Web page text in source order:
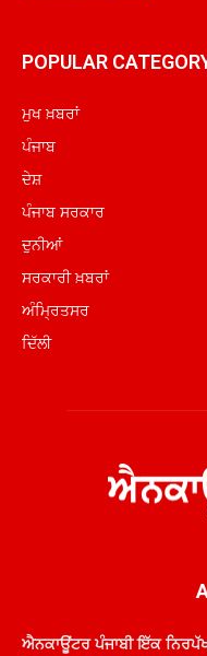
POPULAR
ਮੁਖ ਖ਼ਬਰਾਂ
ਪੰਜਾਬ
ਦੇਸ਼
ਪੰਜਾਬ ਸਰਕਾਰ
ਦੁਨੀਆਂ
ਸਰਕਾਰੀ ਖ਼ਬਰਾਂ
ਅੰਮ੍ਰਿਤਸਰ
ਦਿੱਲੀ
ਐਨਕਾਊਂਟਰ ਪੰਜਾਬੀ ਇੱਕ